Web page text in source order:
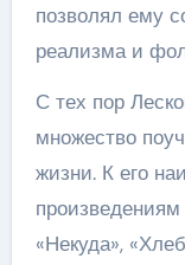
позволял ему
реализма и
С тех пор
множество
жизни. К его
произведениям
«Некуда»,